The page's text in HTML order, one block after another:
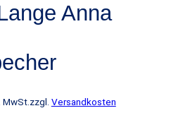
Anna
MwSt. zzgl. Versandkosten